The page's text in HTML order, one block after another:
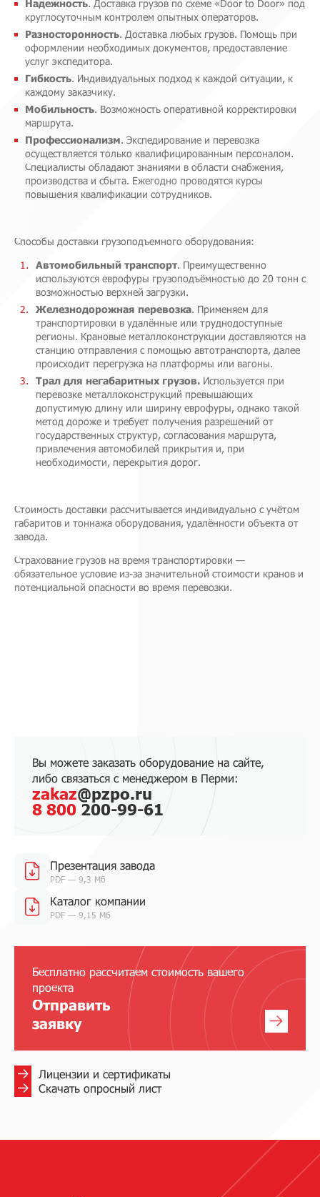
Надежность. Доставка грузов по схеме «Door to Door» под
круглосуточным контролем опытных операторов.
Разносторонность. Доставка любых грузов. Помощь при
оформлении необходимых документов, предоставление
услуг экспедитора.
Гибкость. Индивидуальных подход к каждой ситуации, к
каждому заказчику.
Мобильность. Возможность оперативной корректировки
маршрута.
Профессионализм. Экспедирование и перевозка
осуществляется только квалифицированным персоналом.
Специалисты обладают знаниями в области снабжения,
производства и сбыта. Ежегодно проводятся курсы
повышения квалификации сотрудников.
Способы доставки грузоподъемного оборудования:
Автомобильный транспорт. Преимущественно
используются еврофуры грузоподъёмностью до 20 тонн с
возможностью верхней загрузки.
Железнодорожная перевозка. Применяем для
транспортировки в удалённые или труднодоступные
регионы. Крановые металлоконструкции доставляются на
станцию отправления с помощью автотранспорта, далее
происходит перегрузка на платформы или вагоны.
Трал для негабаритных грузов. Используется при
перевозке металлоконструкций превышающих
допустимую длину или ширину еврофуры, однако такой
метод дороже и требует получения разрешений от
государственных структур, согласования маршрута,
привлечения автомобилей прикрытия и, при
необходимости, перекрытия дорог.
Стоимость доставки рассчитывается индивидуально с учётом
габаритов и тоннажа оборудования, удалённости объекта от
завода.
Страхование грузов на время транспортировки —
обязательное условие из-за значительной стоимости кранов и
потенциальной опасности во время перевозки.
Вы можете заказать оборудование на сайте,
либо связаться с менеджером в Перми:
zakaz@pzpo.ru
8 800 200-99-61
Презентация завода
PDF — 9,3 Мб
Каталог компании
PDF — 9,15 Мб
Бесплатно рассчитаем стоимость вашего
проекта
Отправить
заявку
Лицензии и сертификаты
Скачать опросный лист